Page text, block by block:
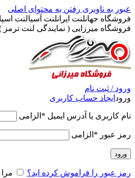
عبور به ناوبری رفتن به محتوای اصلی
فروشگاه جهانلنت ایرانلنت آسیالنت
فروشگاه میرزایی ( نمایندگی لنت ترمز
ورود / ثبت نام
ورود ایجاد حساب کاربری
نام کاربری یا آدرس ایمیل * الزامی
رمز عبور * الزامی
ورود
رمز عبور را فراموش کرده اید؟